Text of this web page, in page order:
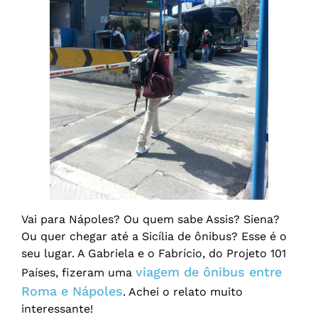
Vai para Nápoles? Ou quem sabe Assis? Siena?
Ou quer chegar até a Sicília de ônibus? Esse é o
seu lugar. A Gabriela e o Fabrício, do Projeto 101
Países, fizeram uma viagem de ônibus entre
Roma e Nápoles. Achei o relato muito
interessante!